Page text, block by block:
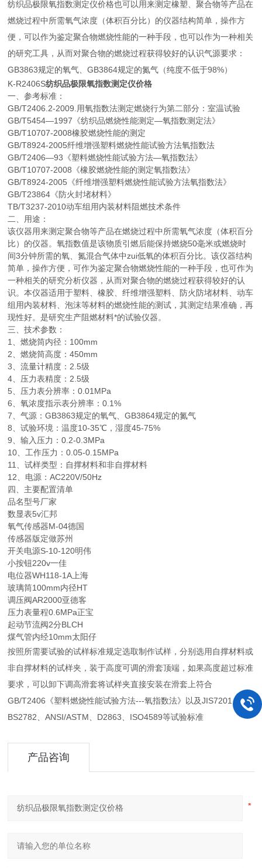
纺织品极限氧指数测定仪价格也可以用来测定橡塑、聚合物等产品在
燃烧过程中所需氧气浓度（体积百分比）的仪器结构简单，操作方
便，可以作为鉴定聚合物燃烧性能的一种手段，也可以作为一种相关
的研究工具，从而对聚合物的燃烧过程获得较好的认识气源要求：
GB3863规定的氧气、GB3864规定的氮气（纯度不低于98%）
K-R2406S纺织品极限氧指数测定仪价格
一、参考标准：
GB/T2406.2-2009.用氧指数法测定燃烧行为第二部分：室温试验
GB/T5454—1997《纺织品燃烧性能测定—氧指数测定法》
GB/T10707-2008橡胶燃烧性能的测定
GB/T8924-2005纤维增强塑料燃烧性能试验方法氧指数法
GB/T2406—93《塑料燃烧性能试验方法—氧指数法》
GB/T10707-2008《橡胶燃烧性能的测定氧指数法》
GB/T8924-2005《纤维增强塑料燃烧性能试验方法氧指数法》
GB/T23864《防火封堵材料》
TB/T3237-2010动车组用内装材料阻燃技术条件
二、用途：
该仪器用来测定聚合物等产品在燃烧过程中所需氧气浓度（体积百分
比）的仪器。氧指数值是该物质引燃后能保持燃烧50毫米或燃烧时
间3分钟所需的氧、氮混合气体中zui低氧的体积百分比。该仪器结构
简单，操作方便，可作为鉴定聚合物燃烧性能的一种手段，也可作为
一种相关的研究分析仪器，从而对聚合物的燃烧过程获得较好的认
识。本仪器适用于塑料、橡胶、纤维增强塑料、防火防堵材料、动车
组用内装材料、泡沫等材料的燃烧性能的测试，其测定结果准确，再
现性好。是研究生产阻燃材料*的试验仪器。
三、技术参数：
1、燃烧筒内径：100mm
2、燃烧筒高度：450mm
3、流量计精度：2.5级
4、压力表精度：2.5级
5、压力表分辨率：0.01MPa
6、氧浓度指示表分辨率：0.1%
7、气源：GB3863规定的氧气、GB3864规定的氮气
8、试验环境：温度10-35℃，湿度45-75%
9、输入压力：0.2-0.3MPa
10、工作压力：0.05-0.15MPa
11、试样类型：自撑材料和非自撑材料
12、电源：AC220V/50Hz
四、主要配置清单
品名型号厂家
数显表5v汇邦
氧气传感器M-04德国
传感器版定做苏州
开关电源S-10-120明伟
小按钮220v一佳
电位器WH118-1A上海
玻璃筒100mm内径HT
调压阀AR2000亚德客
压力表量程0.6MPa正宝
起动节流阀2分BLCH
煤气管内经10mm太阳仔
按照所需要试验的试样标准规定选取制作试样，分别选用自撑材料或
非自撑材料的试样夹，装于高度可调的滑套顶端，如果高度超过标准
要求，可以卸下调高滑套将试样夹直接安装在滑套上符合
GB/T2406《塑料燃烧性能试验方法---氧指数法》以及JIS7201、
BS2782、ANSI/ASTM、D2863、ISO4589等试验标准
产品咨询